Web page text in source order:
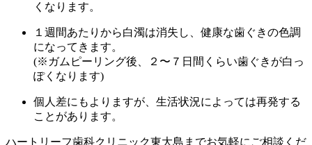
くなります。
１週間あたりから白濁は消失し、健康な歯ぐきの色調
になってきます。
(※ガムピーリング後、２〜７日間くらい歯ぐきが白っ
ぽくなります)
個人差にもよりますが、生活状況によっては再発する
ことがあります。
ハートリーフ歯科クリニック東大島までお気軽にご相談くだ